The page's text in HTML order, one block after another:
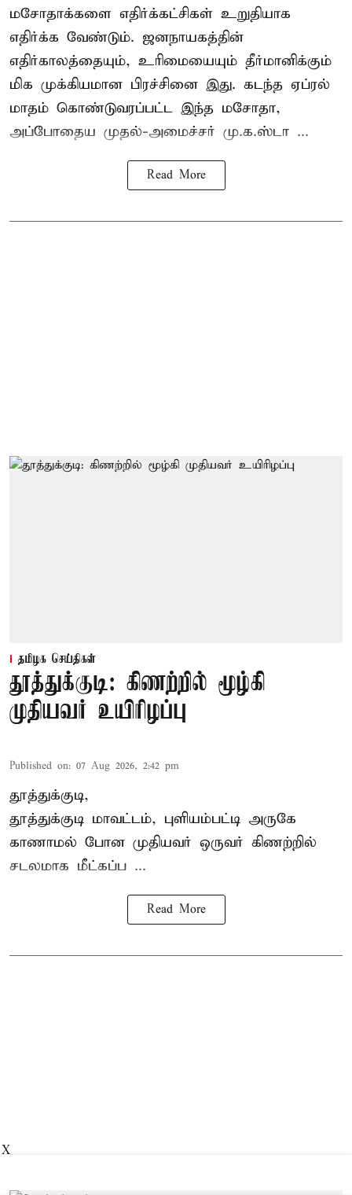
மசோதாக்களை எதிர்க்கட்சிகள் உறுதியாக
எதிர்க்க வேண்டும். ஜனநாயகத்தின்
எதிர்காலத்தையும், உரிமையையும் தீர்மானிக்கும்
மிக முக்கியமான பிரச்சினை இது. கடந்த ஏப்ரல்
மாதம் கொண்டுவரப்பட்ட இந்த மசோதா,
அப்போதைய முதல்-அமைச்சர் மு.க.ஸ்டா ...
Read More
தமிழக செய்திகள்
தூத்துக்குடி: கிணற்றில் மூழ்கி
முதியவர் உயிரிழப்பு
Published on: 07 Aug 2026, 2:42 pm
தூத்துக்குடி,
தூத்துக்குடி மாவட்டம், புளியம்பட்டி அருகே
காணாமல் போன முதியவர் ஒருவர் கிணற்றில்
சடலமாக மீட்கப்ப ...
Read More
X